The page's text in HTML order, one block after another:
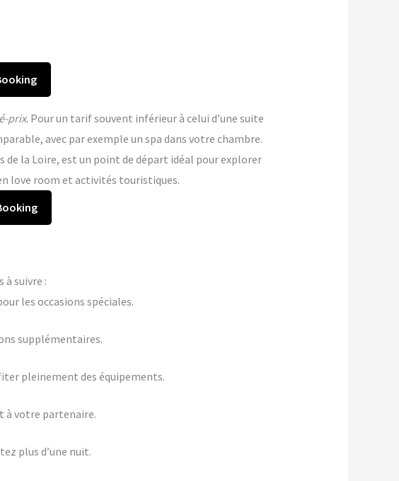
prix. Pour un tarif souvent inférieur à celui d’une suite
avec par exemple un spa dans votre chambre.
la Loire, est un point de départ idéal pour explorer
love room et activités touristiques.
suivre :
les occasions spéciales.
supplémentaires.
pleinement des équipements.
à votre partenaire.
plus d’une nuit.